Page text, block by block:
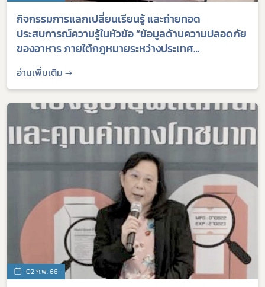
​กิจกรรมการแลกเปลี่ยนเรียนรู้ และถ่ายทอด
ประสบการณ์ความรู้ในหัวข้อ “ข้อมูลด้านความปลอดภัย
ของอาหาร ภายใต้กฎหมายระหว่างประเทศ
(International Health Regulations (2005)) และ
อาเซียน”
อ่านเพิ่มเติม →
02 ก.พ. 66